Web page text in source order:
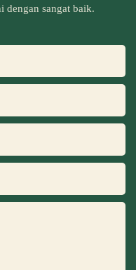
dengan sangat baik.